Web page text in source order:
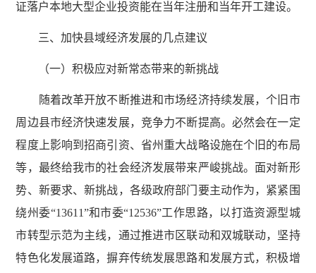
证落户本地大型企业投资能在当年注册和当年开工建设。
三、加快县域经济发展的几点建议
（一）积极应对新常态带来的新挑战
随着改革开放不断推进和市场经济持续发展，个旧市
周边县市经济快速发展，竞争力不断提高。必然会在一定
程度上影响到招商引资、省州重大战略设施在个旧的布局
等，最终给我市的社会经济发展带来严峻挑战。面对新形
势、新要求、新挑战，各级政府部门要主动作为，紧紧围
绕州委“13611”和市委“12536”工作思路，以打造资源型城
市转型示范为主线，通过推进市区联动和双城联动，坚持
特色化发展道路，摒弃传统发展思路和发展方式，积极增